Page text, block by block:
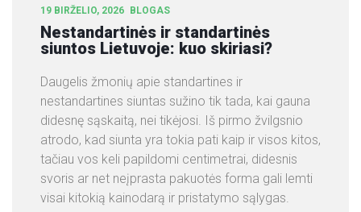
19 BIRŽELIO, 2026 BLOGAS
Nestandartinės ir standartinės
siuntos Lietuvoje: kuo skiriasi?
Daugelis žmonių apie standartines ir
nestandartines siuntas sužino tik tada, kai gauna
didesnę sąskaitą, nei tikėjosi. Iš pirmo žvilgsnio
atrodo, kad siunta yra tokia pati kaip ir visos kitos,
tačiau vos keli papildomi centimetrai, didesnis
svoris ar net neįprasta pakuotės forma gali lemti
visai kitokią kainodarą ir pristatymo sąlygas.